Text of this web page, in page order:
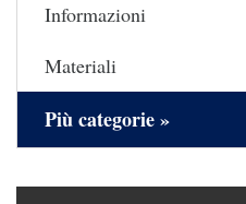
Informazioni
Materiali
Più categorie »